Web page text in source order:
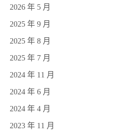
2026 年 5 月
2025 年 9 月
2025 年 8 月
2025 年 7 月
2024 年 11 月
2024 年 6 月
2024 年 4 月
2023 年 11 月